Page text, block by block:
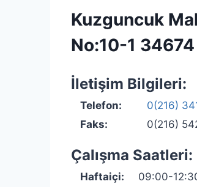
Kuzguncuk
No:10-1 34674
İletişim Bilgileri:
Telefon:
0(216)
Faks:
0(216)
Çalışma Saatleri:
Haftaiçi: 09:00-